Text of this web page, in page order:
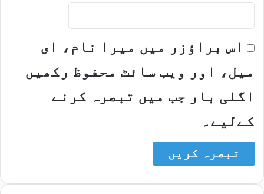
اس براؤزر میں میرا نام، ای
میل، اور ویب سائٹ محفوظ رکھیں
اگلی بار جب میں تبصرہ کرنے
کےلیے۔